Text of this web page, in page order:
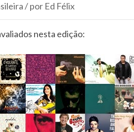
/ por Ed Félix
nesta edição: